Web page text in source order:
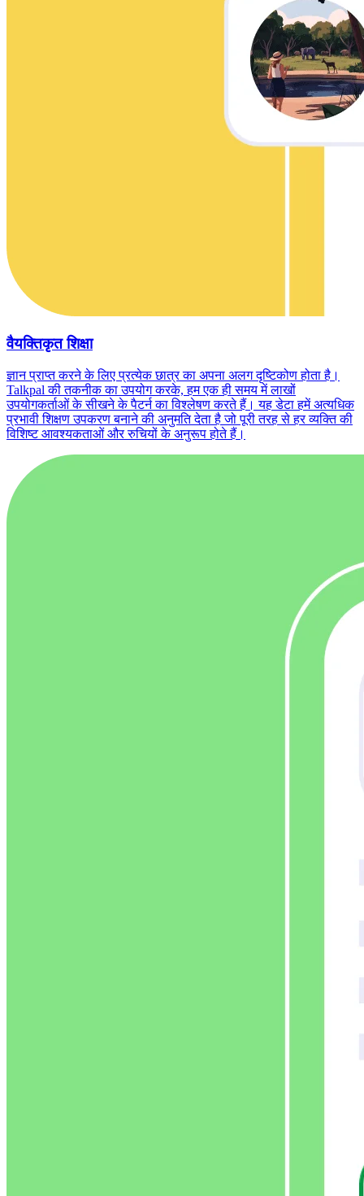
वैयक्तिकृत शिक्षा
ज्ञान प्राप्त करने के लिए प्रत्येक छात्र का अपना अलग दृष्टिकोण होता है।
Talkpal की तकनीक का उपयोग करके, हम एक ही समय में लाखों
उपयोगकर्ताओं के सीखने के पैटर्न का विश्लेषण करते हैं। यह डेटा हमें अत्यधिक
प्रभावी शिक्षण उपकरण बनाने की अनुमति देता है जो पूरी तरह से हर व्यक्ति की
विशिष्ट आवश्यकताओं और रुचियों के अनुरूप होते हैं।